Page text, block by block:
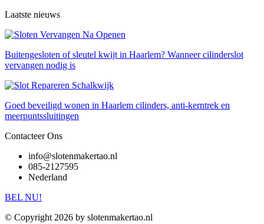
Laatste nieuws
Buitengesloten of sleutel kwijt in Haarlem? Wanneer cilinderslot
vervangen nodig is
Goed beveiligd wonen in Haarlem cilinders, anti-kerntrek en
meerpuntssluitingen
Contacteer Ons
info@slotenmakertao.nl
085-2127595
Nederland
BEL NU!
© Copyright 2026 by slotenmakertao.nl